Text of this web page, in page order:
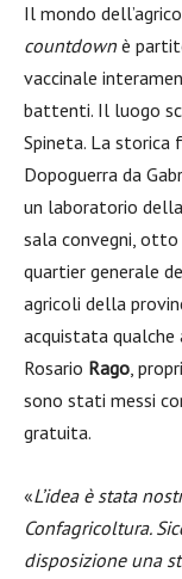
Il mondo
countdown è
vaccinale
battenti. Il luogo
Spineta. La storica
Dopoguerra da
un laboratorio
sala convegni, otto
quartier generale
agricoli della
acquistata
Rosario Rago,
sono stati messi
gratuita.
«L’idea è stata
Confagricoltura.
disposizione una